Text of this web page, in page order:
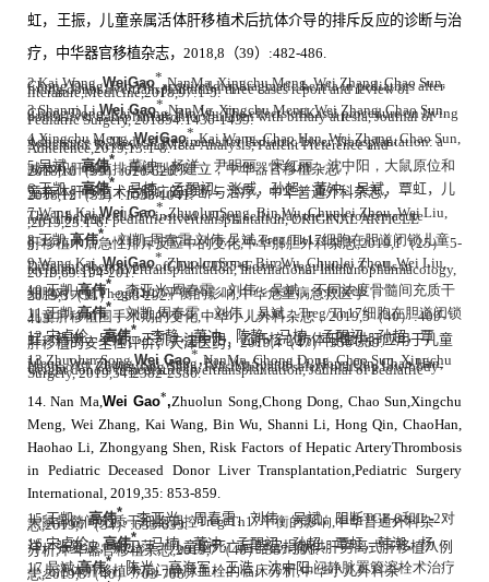
虹，王振，儿童亲属活体肝移植术后抗体介导的排斥反应的诊断与治
疗，中华器官移植杂志， 2018,8 （39） :482-486.
2.Kai Wang,WeiGao*,NanMa, Xingchu Meng, Wei Zhang, Chao Sun,
Chong Dong, Bin Wu, acquireddiaphragmatic hernia in pediatrics after
living donor livertransplantation three cases report and review of
literature,Medicine,2018,97:1-5.
3.Shanni Li,Wei Gao*,NanMa, Xingchu Meng, Wei Zhang, Chao Sun,
Chong Dong, Kai Wang, Bin Wu,The effects of Kasai procedure on living
donor liver transplantationfor children with biliary atresia, Journal of
Pediatric Surgery, 201854:1436-1439.
4.Xingchu Meng,WeiGao*,Kai Wang, Chao Han, Wei Zhang, Chao Sun,
Adherence to Medical Regimenafter Pediatric Liver Transplantation: a
Systematic Review andMeta-Analysis, Patient Preference and
Adherence,2019,13:1-8.
5.吴斌，高伟*，董冲，杨洋，尹明丽，宋红丽，沈中阳，大鼠原位和
减体积肝移植排斥模型的建立，中华器官移植杂志，
2018,10（39）:620-626.
6.王凯，高伟*，马楠，孟醒初，张威，孙超，董冲，吴斌，覃虹，儿
童亲体肝移植术后膈疝的诊断与治疗，中华普通外科杂志，
2018,12（33）:1038-1041.
7.Wang Kai,Wei Gao*,ZhuolunSong, Bin Wu, Chunlei Zhou, Wei Liu,
The T-helper cells 17 instead ofTreg cells play the key role in acute
rejection after pediatric livertransplantation, ORIGINAL ARTICLE
,2019,23:1-6.
8.王凯,高伟*，刘凯,周春雷,刘伟,吴斌,Treg/Th17细胞在胆道闭锁儿童
肝移植术后急性排斥反应中的变化,中华肝胆外科杂志,2019,1（25）
:5-9.
9.Wang Kai,WeiGao*,ZhuolunSong, Bin Wu, Chunlei Zhou, Wei Liu,
Different phenotypes ofCD4+CD25+Foxp3+ regulatory T cells in
recipients post livertransplantation, International Immunopharmacology,
2019,69:194-201.
10.王凯,高伟*，李亚光,周春雷，刘伟，吴斌，不同浓度骨髓间充质干
细胞对大鼠Theg/Th17平衡的影响,中华危重病急救医学，
2019,3（31）:288-292.
11.王凯,高伟*，刘凯,周春雷，刘伟，吴斌，Treg/Th17细胞在胆道闭锁
儿童肝移植围手术期的变化,中华小儿外科杂志，2019,5（40）
:409-413.
12.宋卓伦，高伟*，李静，董冲，陈静，马楠，孟醒初，孙超，覃
虹，韩潮，吴斌，王凯，沈中阳，乙肝核心抗体阳性供肝应用于儿童
肝移植的安全性评价，天津医药，2019,4（47）:356-359.
13.Zhuolun Song,Wei Gao*,NanMa, Chong Dong, Chao Sun, Xingchu
Meng, Wei Zhang, Kai Wang, Bin Wu,Shanni Li, Hong Qin, Chao Han,
Haohao Li, Zhongyang Shen, Feasibilityand safety of using low-body-
weight donors in pediatric livertransplantation, Journal of Pediatric
Surgery, 2019,54:2382-2386.
14. Nan Ma,Wei Gao*,Zhuolun Song,Chong Dong, Chao Sun,Xingchu
Meng, Wei Zhang, Kai Wang, Bin Wu, Shanni Li, Hong Qin, ChaoHan,
Haohao Li, Zhongyang Shen, Risk Factors of Hepatic ArteryThrombosis
in Pediatric Deceased Donor Liver Transplantation,Pediatric Surgery
International, 2019,35: 853-859.
15.王凯，高伟*，李亚光，周春雷，刘伟，吴斌， 阻断TGF-β和IL-2对
大鼠骨髓间充质干细胞调控Treg/Th17平衡的影响 中华普通外科杂
志,2019,7（34）:633-635.
16.宋卓伦，高伟*，马楠，董冲，孟醒初，孙超，覃虹，韩潮，杨
洋，张复波，郑卫萍，儿童脑死亡后器官捐献供肝劈离式肝移植八例
分析,中华器官移植杂志,2019,7（40）:387-391.
17.吴斌,高伟*，陈光，高海军，王浩，沈中阳,门静脉置管溶栓术治疗
小儿活体肝移植术后门静脉血栓的临床分析,中华小儿外科杂
志,2019,8（40）:703-706.